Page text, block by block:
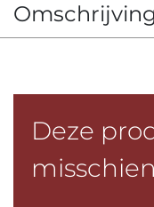
Omschrijving
Deze